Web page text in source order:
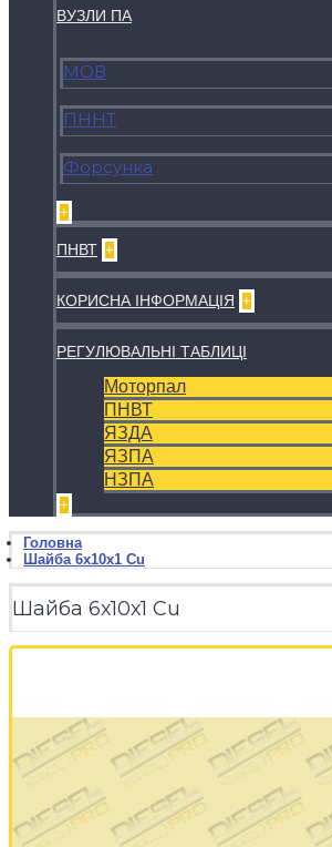
ВУЗЛИ ПА
МОВ
ПННТ
Форсунка
+
ПНВТ +
КОРИСНА ІНФОРМАЦІЯ +
РЕГУЛЮВАЛЬНІ ТАБЛИЦІ
Моторпал
ПНВТ
ЯЗДА
ЯЗПА
НЗПА
+
Головна
Шайба 6х10х1 Cu
Шайба 6х10х1 Cu